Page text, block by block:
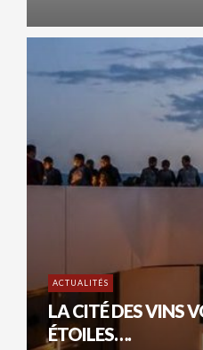
ACTUALITÉS
LA CITÉ DES VINS
ÉTOILES….